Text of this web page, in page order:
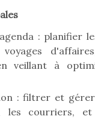
: planifier
veillant à
: filtrer et gérer
les courriers,